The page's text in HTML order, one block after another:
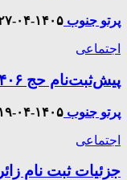
پرتو جنوب ۱۴۰۵-۰۴-۲۷
اجتماعی
پیش‌ثبت‌نام حج ۱۴۰۶ از یکشنبه آغاز می‌شود
پرتو جنوب ۱۴۰۵-۰۴-۱۹
اجتماعی
جزئیات ثبت نام